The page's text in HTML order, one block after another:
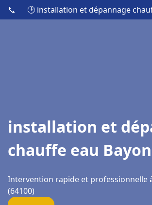
📞 🕒 installation et dépannage
installation et
chauffe eau
Intervention rapide et professionnelle
(64100)